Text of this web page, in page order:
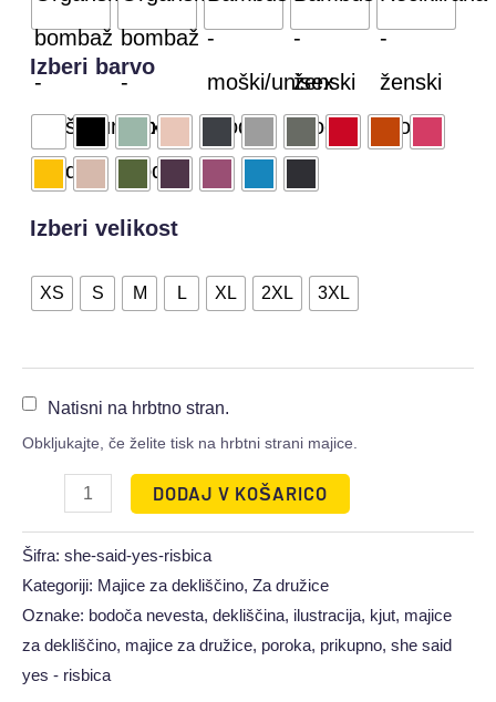
Izberi barvo
Izberi velikost
XS S M L XL 2XL 3XL
Natisni na hrbtno stran.
Obkljukajte, če želite tisk na hrbtni strani majice.
DODAJ V KOŠARICO
Šifra: she-said-yes-risbica
Kategoriji: Majice za dekliščino, Za družice
Oznake: bodoča nevesta, dekliščina, ilustracija, kjut, majice
za dekliščino, majice za družice, poroka, prikupno, she said
yes - risbica